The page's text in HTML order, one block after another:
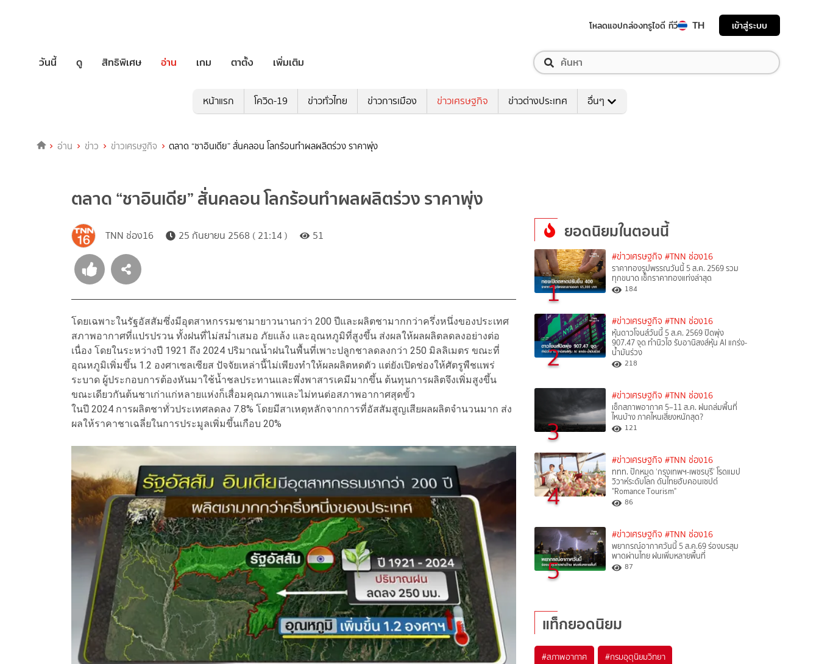
โหลดแอปกล่องทรูไอดี ทีวี TH เข้าสู่ระบบ
วันนี้ ดู สิทธิพิเศษ อ่าน เกม ตาตั้ง เพิ่มเติม
หน้าแรก โควิด-19 ข่าวทั่วไทย ข่าวการเมือง ข่าวเศรษฐกิจ ข่าวต่างประเทศ อื่นๆ
อ่าน ข่าว ข่าวเศรษฐกิจ ตลาด “ชาอินเดีย” สั่นคลอน โลกร้อนทำผลผลิตร่วง ราคาพุ่ง
ตลาด “ชาอินเดีย” สั่นคลอน โลกร้อนทำผลผลิตร่วง ราคาพุ่ง
TNN ช่อง16 25 กันยายน 2568 ( 21:14 ) 51
โดยเฉพาะในรัฐอัสสัมซึ่งมีอุตสาหกรรมชามายาวนานกว่า 200 ปีและผลิตชามากกว่าครึ่งหนึ่งของประเทศ
สภาพอากาศที่แปรปรวน ทั้งฝนที่ไม่สม่ำเสมอ ภัยแล้ง และอุณหภูมิที่สูงขึ้น ส่งผลให้ผลผลิตลดลงอย่างต่อ
เนื่อง โดยในระหว่างปี 1921 ถึง 2024 ปริมาณน้ำฝนในพื้นที่เพาะปลูกชาลดลงกว่า 250 มิลลิเมตร ขณะที่
อุณหภูมิเพิ่มขึ้น 1.2 องศาเซลเซียส ปัจจัยเหล่านี้ไม่เพียงทำให้ผลผลิตหดตัว แต่ยังเปิดช่องให้ศัตรูพืชแพร่
ระบาด ผู้ประกอบการต้องหันมาใช้น้ำชลประทานและพึ่งพาสารเคมีมากขึ้น ต้นทุนการผลิตจึงเพิ่มสูงขึ้น
ขณะเดียวกันต้นชาเก่าแก่หลายแห่งก็เสื่อมคุณภาพและไม่ทนต่อสภาพอากาศสุดขั้ว
ในปี 2024 การผลิตชาทั่วประเทศลดลง 7.8% โดยมีสาเหตุหลักจากการที่อัสสัมสูญเสียผลผลิตจำนวนมาก ส่ง
ผลให้ราคาชาเฉลี่ยในการประมูลเพิ่มขึ้นเกือบ 20%
ยอดนิยมในตอนนี้
1
#ข่าวเศรษฐกิจ #TNN ช่อง16
ราคาทองรูปพรรณวันนี้ 5 ส.ค. 2569 รวม
ทุกขนาด เช็กราคาทองแท่งล่าสุด
184
2
#ข่าวเศรษฐกิจ #TNN ช่อง16
หุ้นดาวโจนส์วันนี้ 5 ส.ค. 2569 ปิดพุ่ง
907.47 จุด ทำนิวไฮ รับอานิสงส์หุ้น AI แกร่ง-
น้ำมันร่วง
218
3
#ข่าวเศรษฐกิจ #TNN ช่อง16
เช็กสภาพอากาศ 5–11 ส.ค. ฝนถล่มพื้นที่
ไหนบ้าง ภาคไหนเสี่ยงหนักสุด?
121
4
#ข่าวเศรษฐกิจ #TNN ช่อง16
ททท. ปักหมุด ‘กรุงเทพฯ-เพชรบุรี’ โรดแมป
วิวาห์ระดับโลก ดันไทยฮับคอนเซปต์
"Romance Tourism"
86
5
#ข่าวเศรษฐกิจ #TNN ช่อง16
พยากรณ์อากาศวันนี้ 5 ส.ค.69 ร่องมรสุม
พาดผ่านไทย ฝนเพิ่มหลายพื้นที่
87
แท็กยอดนิยม
#สภาพอากาศ #กรมอุตุนิยมวิทยา